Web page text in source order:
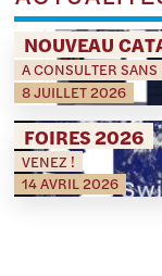
NOUVEAU
A CONSULTER
8 JUILLET 2026
FOIRES 2026
VENEZ !
14 AVRIL 2026